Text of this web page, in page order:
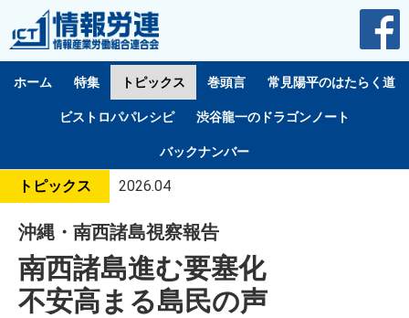
ホーム 特集 トピックス 巻頭言 常見陽平のはたらく道
ビストロパパレシピ 渋谷龍一のドラゴンノート
バックナンバー
トピックス 2026.04
沖縄・南西諸島視察報告
南西諸島進む要塞化
不安高まる島民の声